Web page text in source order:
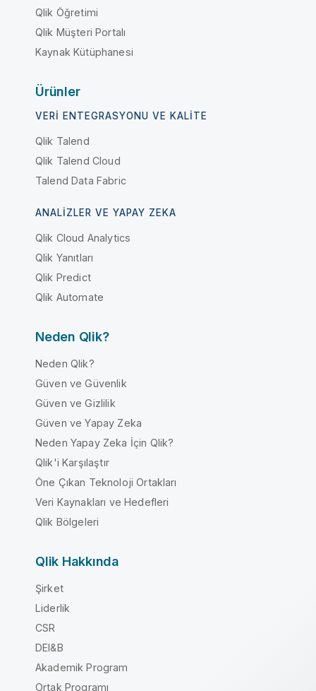
Qlik Öğretimi
Qlik Müşteri Portalı
Kaynak Kütüphanesi
Ürünler
VERI ENTEGRASYONU VE KALITE
Qlik Talend
Qlik Talend Cloud
Talend Data Fabric
ANALIZLER VE YAPAY ZEKA
Qlik Cloud Analytics
Qlik Yanıtları
Qlik Predict
Qlik Automate
Neden Qlik?
Neden Qlik?
Güven ve Güvenlik
Güven ve Gizlilik
Güven ve Yapay Zeka
Neden Yapay Zeka İçin Qlik?
Qlik'i Karşılaştır
Öne Çıkan Teknoloji Ortakları
Veri Kaynakları ve Hedefleri
Qlik Bölgeleri
Qlik Hakkında
Şirket
Liderlik
CSR
DEI&B
Akademik Program
Ortak Programı